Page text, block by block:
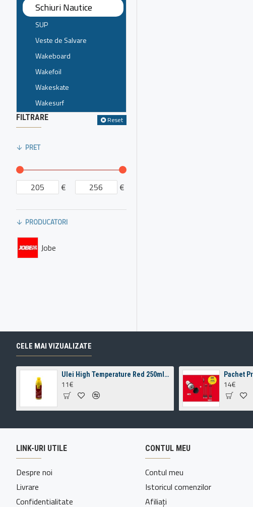
Schiuri Nautice
SUP
Veste de Salvare
Wakeboard
Wakefoil
Wakeskate
Wakesurf
FILTRARE Reset
PRET
€ €
PRODUCATORI
Jobe
CELE MAI VIZUALIZATE
Ulei High Temperature Red 250ml pentru intretinere lant motocicleta
11€ 14€
LINK-URI UTILE
Despre noi
Livrare
Confidentialitate
CONTUL MEU
Contul meu
Istoricul comenzilor
Afiliați